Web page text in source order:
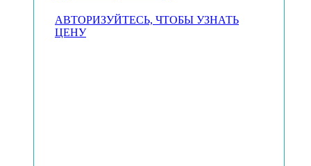
АВТОРИЗУЙТЕСЬ, ЧТОБЫ УЗНАТЬ
ЦЕНУ